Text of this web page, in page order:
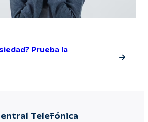
Prueba la
Telefónica